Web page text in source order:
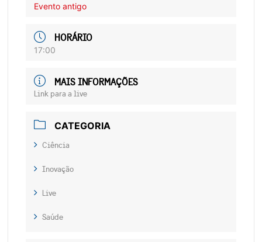
Evento antigo
HORÁRIO
17:00
MAIS INFORMAÇÕES
Link para a live
CATEGORIA
Ciência
Inovação
Live
Saúde